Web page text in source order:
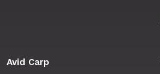
Avid Carp